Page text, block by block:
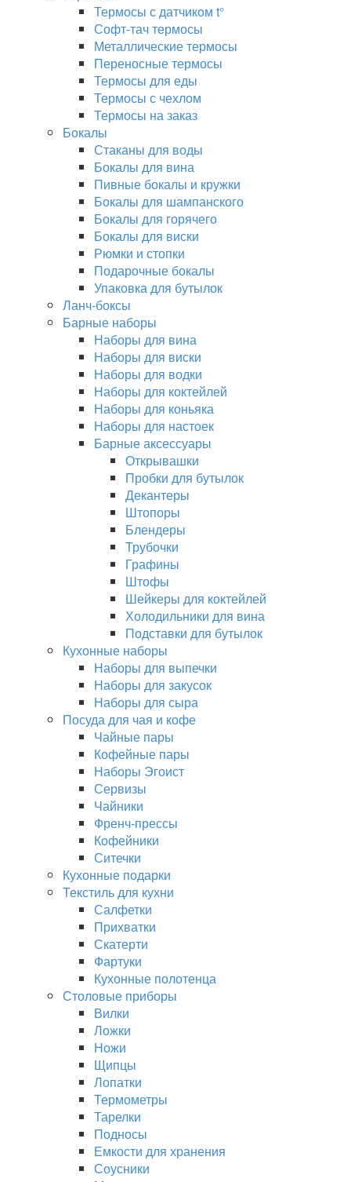
Термосы с датчиком t°
Софт-тач термосы
Металлические термосы
Переносные термосы
Термосы для еды
Термосы с чехлом
Термосы на заказ
Бокалы
Стаканы для воды
Бокалы для вина
Пивные бокалы и кружки
Бокалы для шампанского
Бокалы для горячего
Бокалы для виски
Рюмки и стопки
Подарочные бокалы
Упаковка для бутылок
Ланч-боксы
Барные наборы
Наборы для вина
Наборы для виски
Наборы для водки
Наборы для коктейлей
Наборы для коньяка
Наборы для настоек
Барные аксессуары
Открывашки
Пробки для бутылок
Декантеры
Штопоры
Блендеры
Трубочки
Графины
Штофы
Шейкеры для коктейлей
Холодильники для вина
Подставки для бутылок
Кухонные наборы
Наборы для выпечки
Наборы для закусок
Наборы для сыра
Посуда для чая и кофе
Чайные пары
Кофейные пары
Наборы Эгоист
Сервизы
Чайники
Френч-прессы
Кофейники
Ситечки
Кухонные подарки
Текстиль для кухни
Салфетки
Прихватки
Скатерти
Фартуки
Кухонные полотенца
Столовые приборы
Вилки
Ложки
Ножи
Щипцы
Лопатки
Термометры
Тарелки
Подносы
Емкости для хранения
Соусники